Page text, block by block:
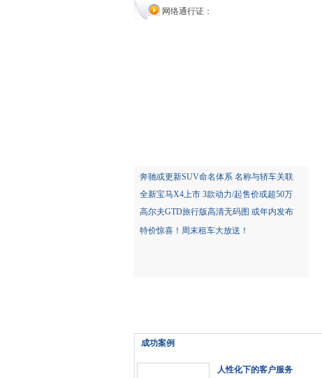
网络通行证：
奔驰或更新SUV命名体系 名称与轿车关联
全新宝马X4上市 3款动力/起售价或超50万
高尔夫GTD旅行版高清无码图 或年内发布
特价惊喜！周末租车大放送！
成功案例
人性化下的客户服务